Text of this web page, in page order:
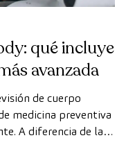
qué incluye
avanzada
de cuerpo
medicina preventiva
A diferencia de las